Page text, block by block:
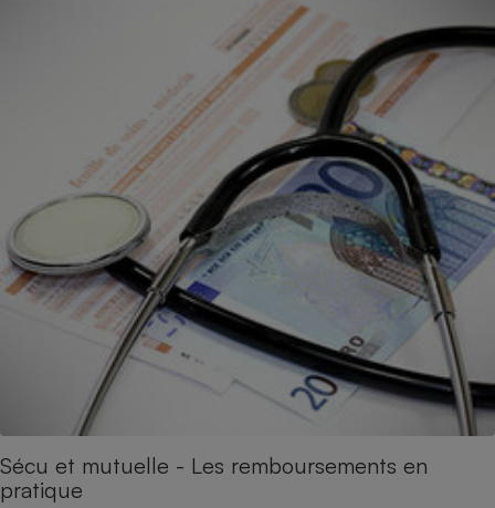
Sécu et mutuelle - Les remboursements en
pratique